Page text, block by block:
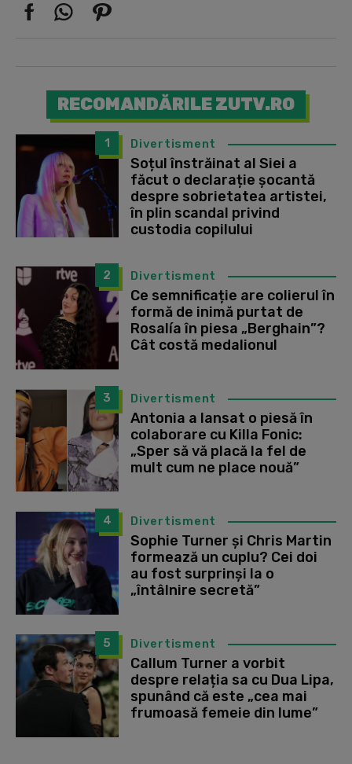
RECOMANDĂRILE ZUTV.RO
1 Divertisment
Soțul înstrăinat al Siei a
făcut o declarație șocantă
despre sobrietatea artistei,
în plin scandal privind
custodia copilului
2 Divertisment
Ce semnificație are colierul în
formă de inimă purtat de
Rosalía în piesa „Berghain”?
Cât costă medalionul
3 Divertisment
Antonia a lansat o piesă în
colaborare cu Killa Fonic:
„Sper să vă placă la fel de
mult cum ne place nouă”
4 Divertisment
Sophie Turner și Chris Martin
formează un cuplu? Cei doi
au fost surprinși la o
„întâlnire secretă”
5 Divertisment
Callum Turner a vorbit
despre relația sa cu Dua Lipa,
spunând că este „cea mai
frumoasă femeie din lume”